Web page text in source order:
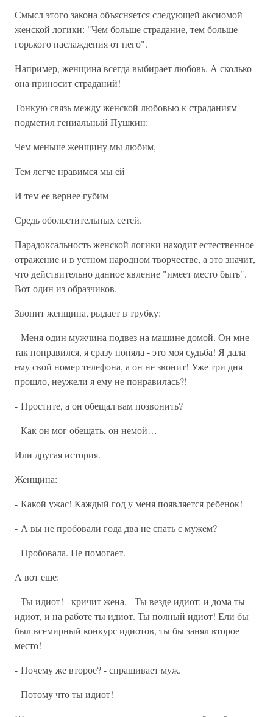
Смысл этого закона объясняется следующей аксиомой
женской логики: "Чем больше страдание, тем больше
горького наслаждения от него".
Например, женщина всегда выбирает любовь. А сколько
она приносит страданий!
Тонкую связь между женской любовью к страданиям
подметил гениальный Пушкин:
Чем меньше женщину мы любим,
Тем легче нравимся мы ей
И тем ее вернее губим
Средь обольстительных сетей.
Парадоксальность женской логики находит естественное
отражение и в устном народном творчестве, а это значит,
что действительно данное явление "имеет место быть".
Вот один из образчиков.
Звонит женщина, рыдает в трубку:
- Меня один мужчина подвез на машине домой. Он мне
так понравился, я сразу поняла - это моя судьба! Я дала
ему свой номер телефона, а он не звонит! Уже три дня
прошло, неужели я ему не понравилась?!
- Простите, а он обещал вам позвонить?
- Как он мог обещать, он немой…
Или другая история.
Женщина:
- Какой ужас! Каждый год у меня появляется ребенок!
- А вы не пробовали года два не спать с мужем?
- Пробовала. Не помогает.
А вот еще:
- Ты идиот! - кричит жена. - Ты везде идиот: и дома ты
идиот, и на работе ты идиот. Ты полный идиот! Ели бы
был всемирный конкурс идиотов, ты бы занял второе
место!
- Почему же второе? - спрашивает муж.
- Потому что ты идиот!